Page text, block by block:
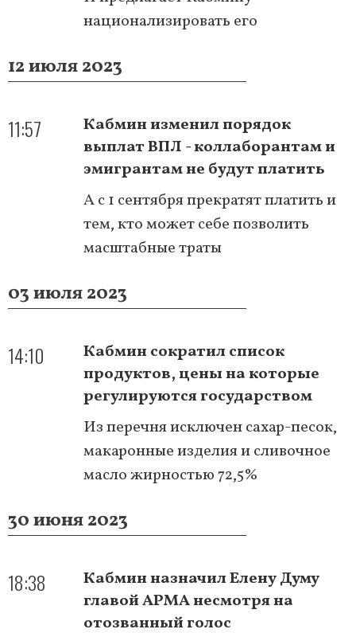
национализировать его
12 июля 2023
11:57
Кабмин изменил порядок
выплат ВПЛ - коллаборантам и
эмигрантам не будут платить
А с 1 сентября прекратят платить и
тем, кто может себе позволить
масштабные траты
03 июля 2023
14:10
Кабмин сократил список
продуктов, цены на которые
регулируются государством
Из перечня исключен сахар-песок,
макаронные изделия и сливочное
масло жирностью 72,5%
30 июня 2023
18:38
Кабмин назначил Елену Думу
главой АРМА несмотря на
отозванный голос